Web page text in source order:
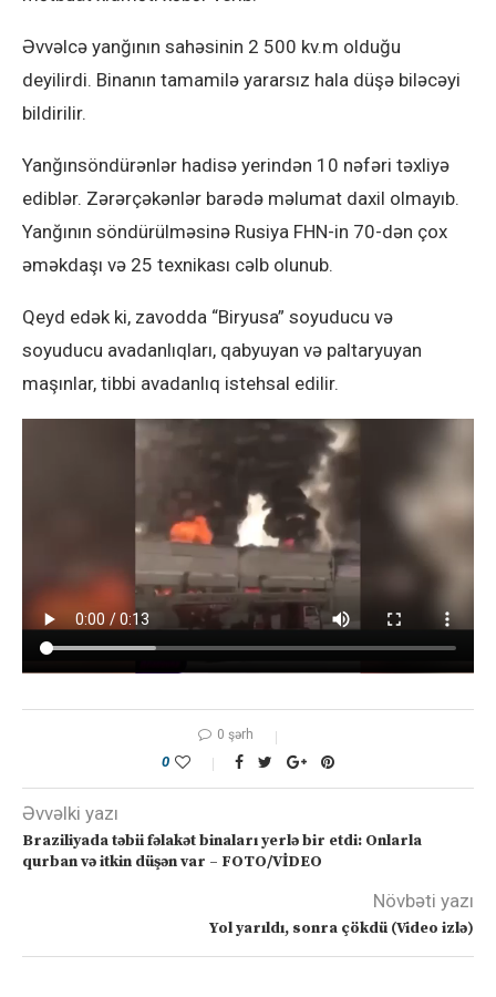
Əvvəlcə yanğının sahəsinin 2 500 kv.m olduğu
deyilirdi. Binanın tamamilə yararsız hala düşə biləcəyi
bildirilir.
Yanğınsöndürənlər hadisə yerindən 10 nəfəri təxliyə
ediblər. Zərərçəkənlər barədə məlumat daxil olmayıb.
Yanğının söndürülməsinə Rusiya FHN-in 70-dən çox
əməkdaşı və 25 texnikası cəlb olunub.
Qeyd edək ki, zavodda “Biryusa” soyuducu və
soyuducu avadanlıqları, qabyuyan və paltaryuyan
maşınlar, tibbi avadanlıq istehsal edilir.
0 şərh
0
Əvvəlki yazı
Braziliyada təbii fəlakət binaları yerlə bir etdi: Onlarla
qurban və itkin düşən var – FOTO/VİDEO
Növbəti yazı
Yol yarıldı, sonra çökdü (Video izlə)